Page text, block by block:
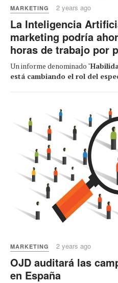
MARKETING 2 years ago
La Inteligencia
marketing podría
horas de trabajo por
Un informe denominado "
está cambiando el rol del
MARKETING 2 years ago
OJD auditará las
en España